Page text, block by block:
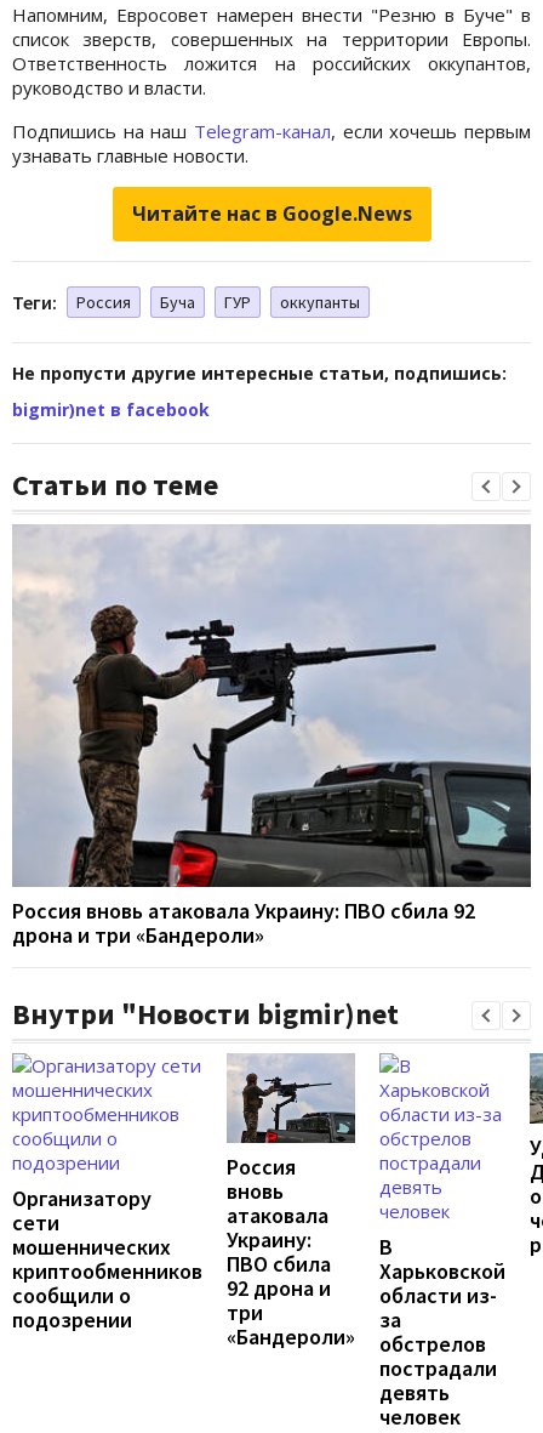
Напомним, Евросовет намерен внести "Резню в Буче" в
список зверств, совершенных на территории Европы.
Ответственность ложится на российских оккупантов,
руководство и власти.
Подпишись на наш Telegram-канал, если хочешь первым
узнавать главные новости.
Читайте нас в Google.News
Теги: Россия Буча ГУР оккупанты
Не пропусти другие интересные статьи, подпишись:
bigmir)net в facebook
Статьи по теме
Россия вновь атаковала Украину: ПВО сбила 92
дрона и три «Бандероли»
Внутри "Новости bigmir)net
Организатору
сети
мошеннических
криптообменников
сообщили о
подозрении
Россия
вновь
атаковала
Украину:
ПВО сбила
92 дрона и
три
«Бандероли»
В
Харьковской
области из-
за
обстрелов
пострадали
девять
человек